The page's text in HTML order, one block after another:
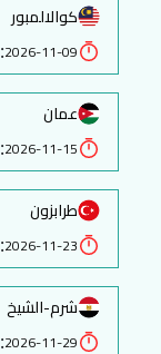
كوالالمبور
2026-11-09
:
عمان
2026-11-15
:
طرابزون
2026-11-23
:
شرم-الشيخ
2026-11-29
: